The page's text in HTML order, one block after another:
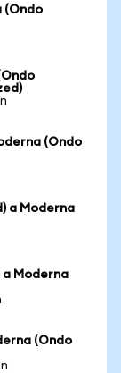
(Ondo
(Ondo
a Moderna
a Moderna
(Ondo